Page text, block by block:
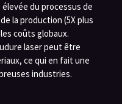
du processus de
la production (5X plus
coûts globaux.
laser peut être
ce qui en fait une
industries.